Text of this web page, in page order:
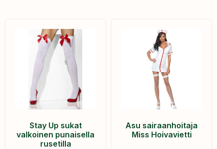
Stay Up sukat
valkoinen punaisella
rusetilla
Asu sairaanhoitaja
Miss Hoivavietti